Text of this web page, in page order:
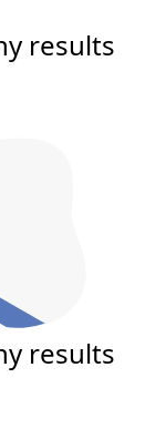
results
results